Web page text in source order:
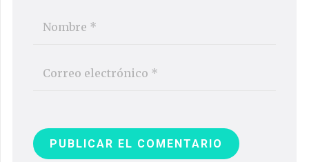
PUBLICAR EL COMENTARIO